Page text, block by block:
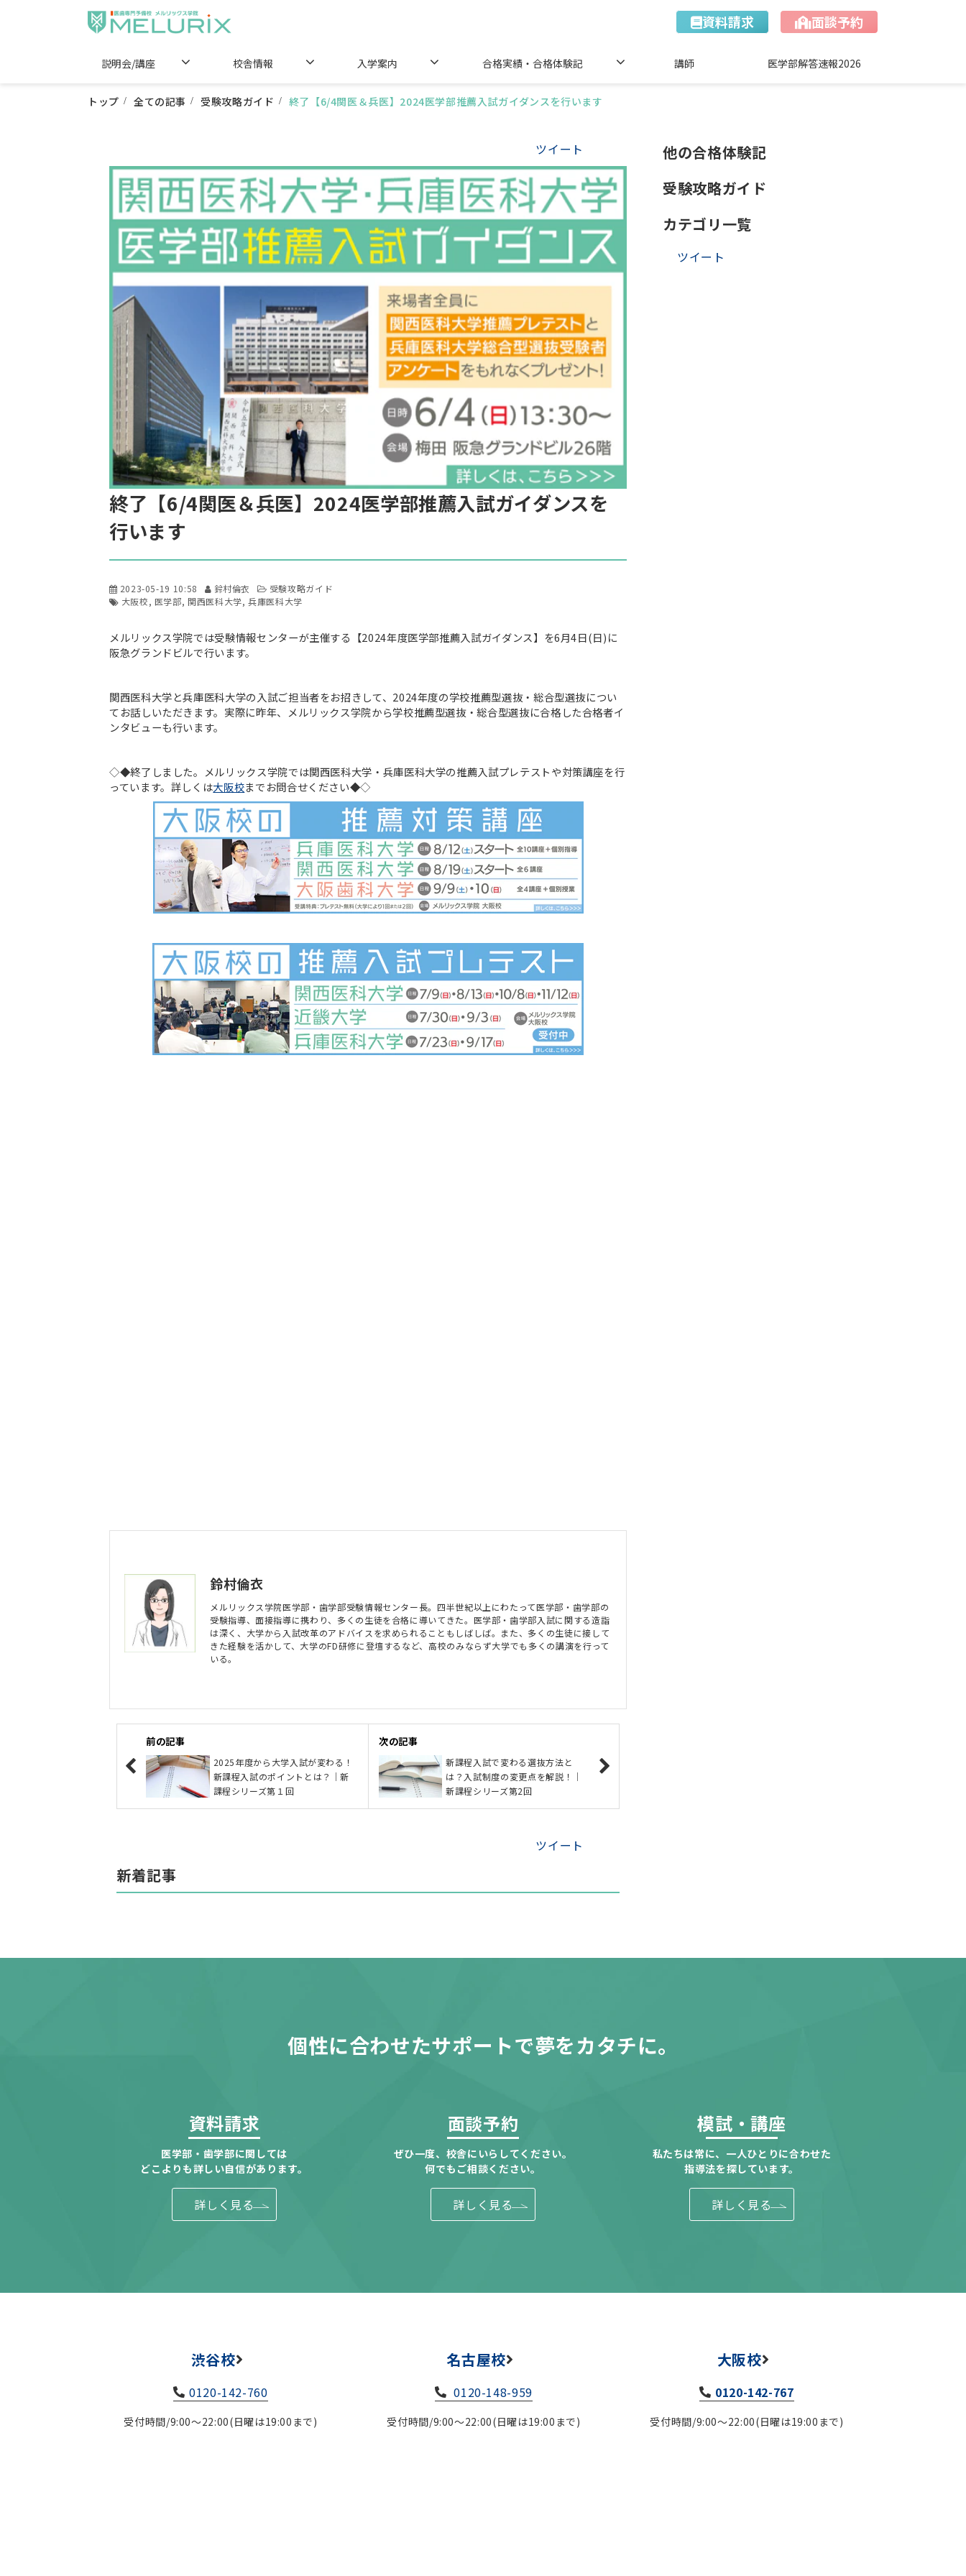
資料請求 面談予約
説明会/講座 校舎情報 入学案内 合格実績・合格体験記 講師 医学部解答速報2026
トップ 全ての記事 受験攻略ガイド 終了【6/4関医＆兵医】2024医学部推薦入試ガイダンスを行います
ツイート
終了【6/4関医＆兵医】2024医学部推薦入試ガイダンスを
行います
2023-05-19 10:58 鈴村倫衣
受験攻略ガイド
大阪校
医学部 関西医科大学 兵庫医科大学
メルリックス学院では受験情報センターが主催する【2024年度医学部推薦入試ガイダンス】を6月4日(日)に
阪急グランドビルで行います。
関西医科大学と兵庫医科大学の入試ご担当者をお招きして、2024年度の学校推薦型選抜・総合型選抜につい
てお話しいただきます。実際に昨年、メルリックス学院から学校推薦型選抜・総合型選抜に合格した合格者イ
ンタビューも行います。
◇◆終了しました。メルリックス学院では関西医科大学・兵庫医科大学の推薦入試プレテストや対策講座を行
っています。詳しくは大阪校までお問合せください◆◇
鈴村倫衣
メルリックス学院医学部・歯学部受験情報センター長。四半世紀以上にわたって医学部・歯学部の
受験指導、面接指導に携わり、多くの生徒を合格に導いてきた。医学部・歯学部入試に関する造詣
は深く、大学から入試改革のアドバイスを求められることもしばしば。また、多くの生徒に接して
きた経験を活かして、大学のFD研修に登壇するなど、高校のみならず大学でも多くの講演を行って
いる。
前の記事
2025年度から大学入試が変わる！
新課程入試のポイントとは？｜新
課程シリーズ第１回
次の記事
新課程入試で変わる選抜方法と
は？入試制度の変更点を解説！｜
新課程シリーズ第2回
ツイート
新着記事
他の合格体験記
受験攻略ガイド
カテゴリ一覧
ツイート
個性に合わせたサポートで夢をカタチに。
資料請求
医学部・歯学部に関しては
どこよりも詳しい自信があります。
詳しく見る
面談予約
ぜひ一度、校舎にいらしてください。
何でもご相談ください。
詳しく見る
模試・講座
私たちは常に、一人ひとりに合わせた
指導法を探しています。
詳しく見る
渋谷校
0120-142-760
受付時間/9:00～22:00(日曜は19:00まで)
名古屋校
0120-148-959
受付時間/9:00～22:00(日曜は19:00まで)
大阪校
0120-142-767
受付時間/9:00～22:00(日曜は19:00まで)